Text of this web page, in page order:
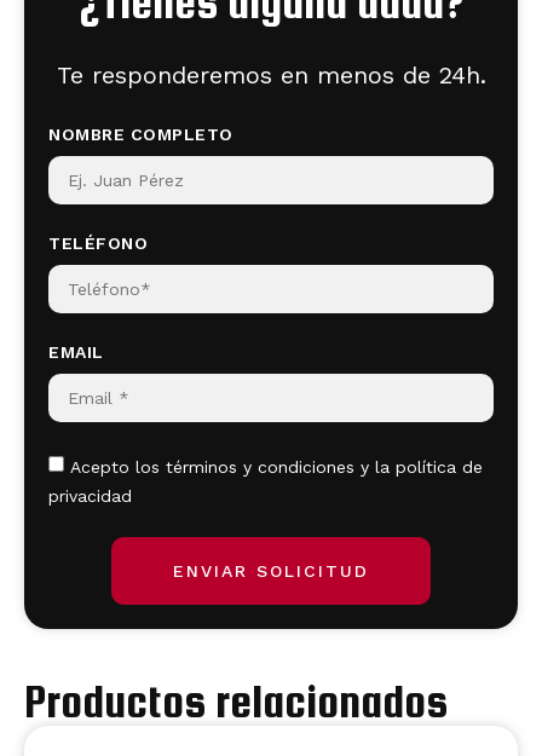
Te responderemos en menos de 24h.
NOMBRE COMPLETO
TELÉFONO
EMAIL
Acepto los términos y condiciones y la política de
privacidad
ENVIAR SOLICITUD
Productos relacionados